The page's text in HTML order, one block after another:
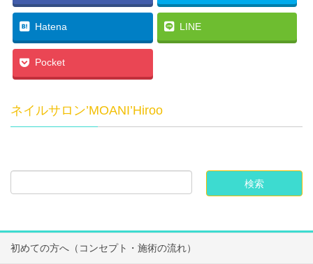
Hatena LINE
Pocket
ネイルサロン’MOANI’Hiroo
初めての方へ（コンセプト・施術の流れ）